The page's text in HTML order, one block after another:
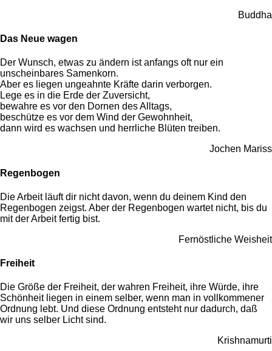
Buddha
Das Neue wagen
Der Wunsch, etwas zu ändern ist anfangs oft nur ein
unscheinbares Samenkorn.
Aber es liegen ungeahnte Kräfte darin verborgen.
Lege es in die Erde der Zuversicht,
bewahre es vor den Dornen des Alltags,
beschütze es vor dem Wind der Gewohnheit,
dann wird es wachsen und herrliche Blüten treiben.
Jochen Mariss
Regenbogen
Die Arbeit läuft dir nicht davon, wenn du deinem Kind den
Regenbogen zeigst. Aber der Regenbogen wartet nicht, bis du
mit der Arbeit fertig bist.
Fernöstliche Weisheit
Freiheit
Die Größe der Freiheit, der wahren Freiheit, ihre Würde, ihre
Schönheit liegen in einem selber, wenn man in vollkommener
Ordnung lebt. Und diese Ordnung entsteht nur dadurch, daß
wir uns selber Licht sind.
Krishnamurti